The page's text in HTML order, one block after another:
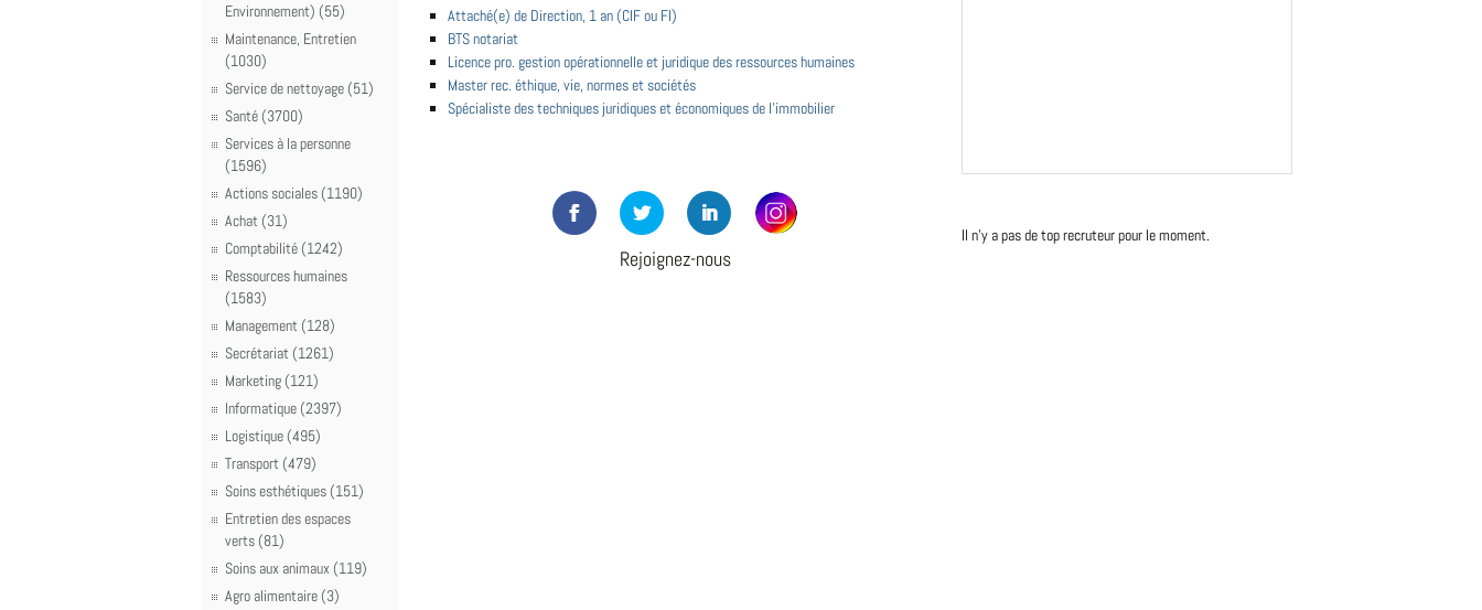
Environnement) (55)
Maintenance, Entretien
(1030)
Service de nettoyage (51)
Santé (3700)
Services à la personne
(1596)
Actions sociales (1190)
Achat (31)
Comptabilité (1242)
Ressources humaines
(1583)
Management (128)
Secrétariat (1261)
Marketing (121)
Informatique (2397)
Logistique (495)
Transport (479)
Soins esthétiques (151)
Entretien des espaces
verts (81)
Soins aux animaux (119)
Agro alimentaire (3)
Attaché(e) de Direction, 1 an (CIF ou FI)
BTS notariat
Licence pro. gestion opérationnelle et juridique des ressources humaines
Master rec. éthique, vie, normes et sociétés
Spécialiste des techniques juridiques et économiques de l'immobilier
Rejoignez-nous
Il n'y a pas de top recruteur pour le moment.